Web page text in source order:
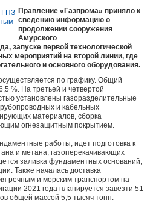
Правление «Газпрома» приняло к
сведению информацию о
продолжении сооружения
Амурского
запуске первой технологической
мероприятий на второй линии, где
и основного оборудования.
по графику. Общий
%. На третьей и четвертой
установлены газоразделительные
и кабельных
материалов, сборка
огнезащитным покрытием.
работы, идет подготовка к
и метана, газоперекачивающих
заливка фундаментных оснований,
Также началась доставка
речным и морским транспортом на
2021 года планируется завезти 51
общей массой 5,5 тысяч тонн.